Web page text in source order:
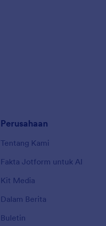
Perusahaan
Tentang Kami
Fakta Jotform untuk AI
Kit Media
Dalam Berita
Buletin